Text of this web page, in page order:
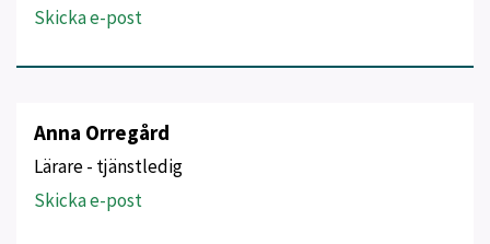
Skicka e-post
Anna Orregård
Lärare - tjänstledig
Skicka e-post